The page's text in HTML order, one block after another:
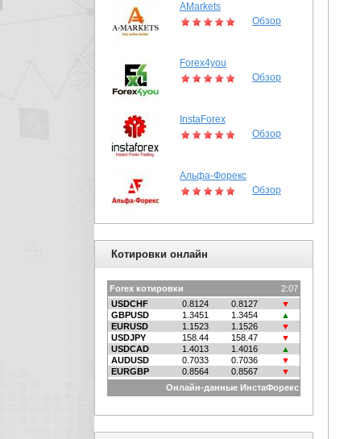
AMarkets
Обзор
Forex4you
Обзор
InstaForex
Обзор
Альфа-Форекс
Обзор
Котировки онлайн